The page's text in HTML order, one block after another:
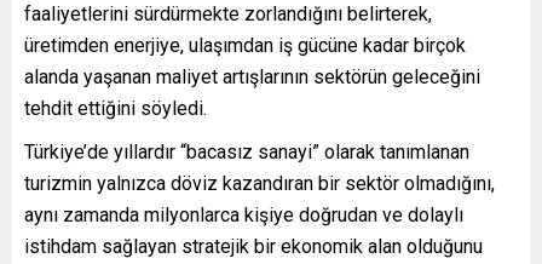
faaliyetlerini sürdürmekte zorlandığını belirterek,
üretimden enerjiye, ulaşımdan iş gücüne kadar birçok
alanda yaşanan maliyet artışlarının sektörün geleceğini
tehdit ettiğini söyledi.
Türkiye’de yıllardır “bacasız sanayi” olarak tanımlanan
turizmin yalnızca döviz kazandıran bir sektör olmadığını,
aynı zamanda milyonlarca kişiye doğrudan ve dolaylı
istihdam sağlayan stratejik bir ekonomik alan olduğunu